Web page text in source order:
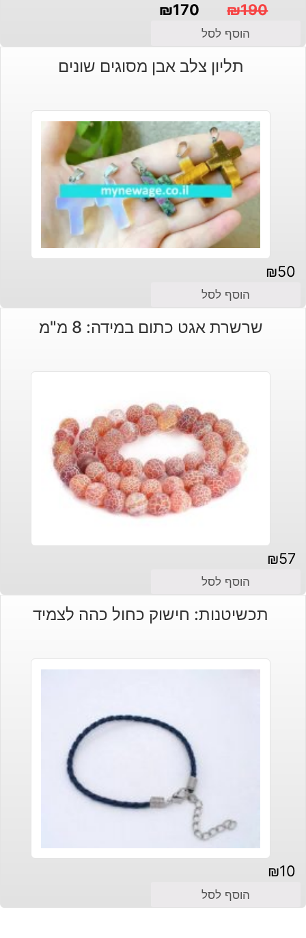
₪190
המקורי
₪170
הנוכחי
הוסף לסל
תליון צלב אבן מסוגים שונים
₪50
הוסף לסל
שרשרת אגט כתום במידה: 8 מ"מ
₪57
הוסף לסל
תכשיטנות: חישוק כחול כהה לצמיד
₪10
הוסף לסל